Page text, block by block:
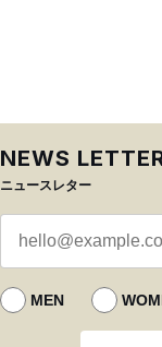
NEWS
ニュースレター
MEN